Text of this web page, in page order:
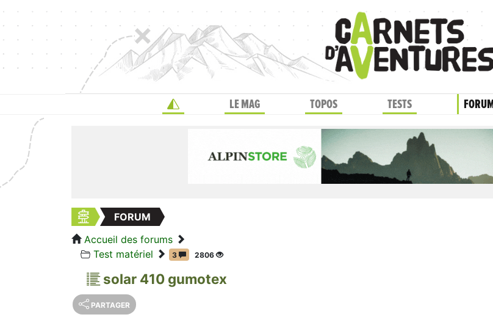
LE MAG TOPOS TESTS FORUM
FORUM
Accueil des forums
Test matériel
3 2806
solar 410 gumotex
PARTAGER